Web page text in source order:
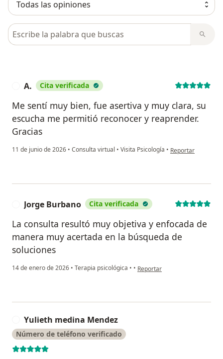
Busca en opiniones
A. Cita verificada
Me sentí muy bien, fue asertiva y muy clara, su
escucha me permitió reconocer y reaprender.
Gracias
11 de junio de 2026 • Consulta virtual • Visita Psicología • en opinión del
Reportar
Jorge Burbano Cita verificada
La consulta resultó muy objetiva y enfocada de
manera muy acertada en la búsqueda de
soluciones
14 de enero de 2026 • Terapia psicológica • • en opinión del usuario Jorge
Reportar
Yulieth medina Mendez
Número de teléfono verificado